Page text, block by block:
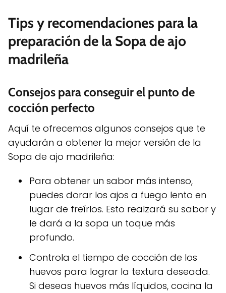
Tips y recomendaciones para la
preparación de la Sopa de ajo
madrileña
Consejos para conseguir el punto de
cocción perfecto
Aquí te ofrecemos algunos consejos que te
ayudarán a obtener la mejor versión de la
Sopa de ajo madrileña:
Para obtener un sabor más intenso,
puedes dorar los ajos a fuego lento en
lugar de freírlos. Esto realzará su sabor y
le dará a la sopa un toque más
profundo.
Controla el tiempo de cocción de los
huevos para lograr la textura deseada.
Si deseas huevos más líquidos, cocina la